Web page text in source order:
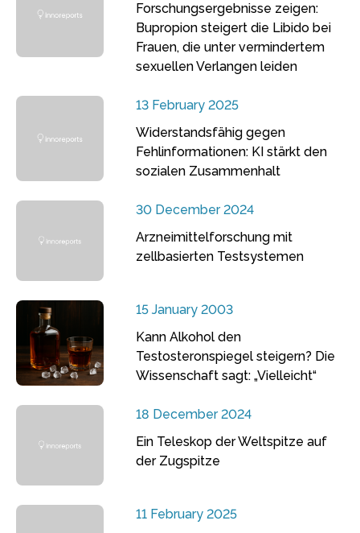
Forschungsergebnisse zeigen:
Bupropion steigert die Libido bei
Frauen, die unter vermindertem
sexuellen Verlangen leiden
13 February 2025
Widerstandsfähig gegen
Fehlinformationen: KI stärkt den
sozialen Zusammenhalt
30 December 2024
Arzneimittelforschung mit
zellbasierten Testsystemen
15 January 2003
Kann Alkohol den
Testosteronspiegel steigern? Die
Wissenschaft sagt: „Vielleicht“
18 December 2024
Ein Teleskop der Weltspitze auf
der Zugspitze
11 February 2025